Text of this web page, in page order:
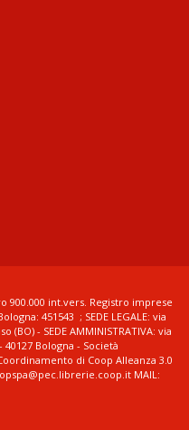
900.000 int.vers. Registro imprese
451543 ; SEDE LEGALE: via
(BO) - SEDE AMMINISTRATIVA: via
Bologna - Società
di Coop Alleanza 3.0
MAIL: